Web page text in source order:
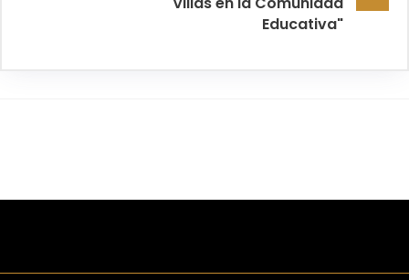
Educativa"